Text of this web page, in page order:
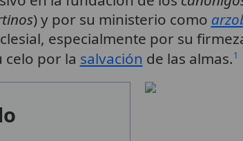
) y por su ministerio como
especialmente por su
celo por la salvación de las almas.1